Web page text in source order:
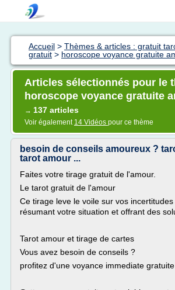
Accueil > Thèmes & articles : gratuit
gratuit > horoscope voyance gratuite
Articles sélectionnés pour le
horoscope voyance gratuite
→ 137 articles
Voir également 14 Vidéos pour ce thème
besoin de conseils amoureux ?
tarot amour ...
Faites votre tirage gratuit de l'amour.
Le tarot gratuit de l'amour
Ce tirage leve le voile sur vos
résumant votre situation et offrant des
Tarot amour et tirage de cartes
Vous avez besoin de conseils ?
profitez d'une voyance immediate gratuite